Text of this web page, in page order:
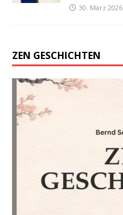
30. März 2026
ZEN GESCHICHTEN